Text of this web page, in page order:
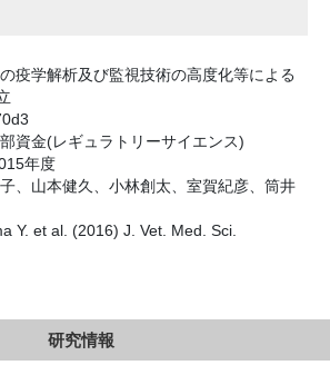
疫学解析及び監視技術の高度化等による
資金(レギュラトリーサイエンス)
年度
、山本健久、小林創太、室賀紀彦、筒井
Y. et al. (2016) J. Vet. Med. Sci.
研究情報